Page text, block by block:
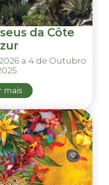
da Côte
a 4 de Outubro
mais